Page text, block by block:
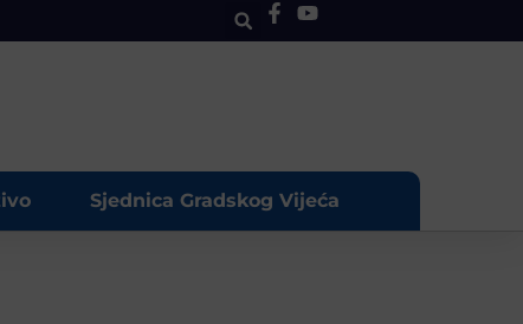
Sjednica Gradskog Vijeća